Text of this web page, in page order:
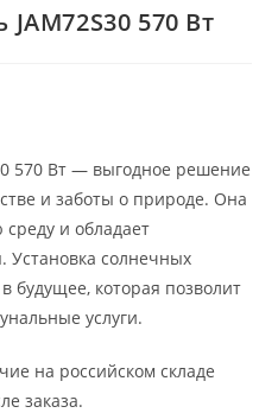
570 Вт
570 Вт — выгодное решение
и заботы о природе. Она
и обладает
Установка солнечных
будущее, которая позволит
услуги.
на российском складе
заказа.